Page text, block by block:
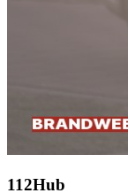
112Hub